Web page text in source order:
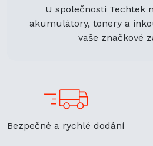
U společnosti Techtek
akumulátory, tonery a
vaše značkové
Bezpečné a rychlé dodání